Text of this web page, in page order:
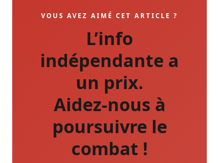
VOUS AVEZ AIMÉ CET ARTICLE ?
L’info
indépendante a
un prix.
Aidez-nous à
poursuivre le
combat !